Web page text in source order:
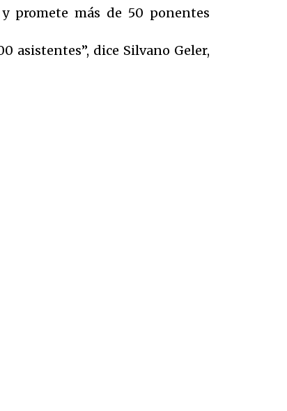
promete más de 50 ponentes
asistentes”, dice Silvano Geler,